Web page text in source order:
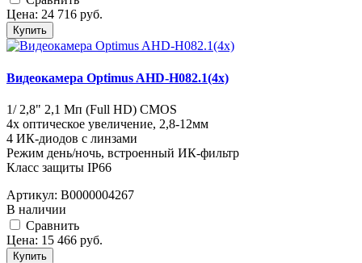
Цена: 24 716 руб.
Купить
Видеокамера Optimus AHD-H082.1(4x)
1/ 2,8" 2,1 Мп (Full HD) CMOS
4х оптическое увеличение, 2,8-12мм
4 ИК-диодов с линзами
Режим день/ночь, встроенный ИК-фильтр
Класс защиты IР66
Артикул: В0000004267
В наличии
Cравнить
Цена: 15 466 руб.
Купить